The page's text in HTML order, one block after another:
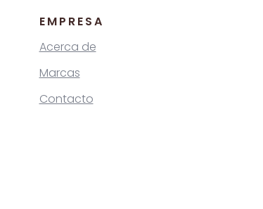
EMPRESA
Acerca de
Marcas
Contacto